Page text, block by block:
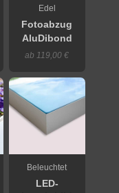
Edel
Fotoabzug
AluDibond
ab 119,00 €
Beleuchtet
LED-